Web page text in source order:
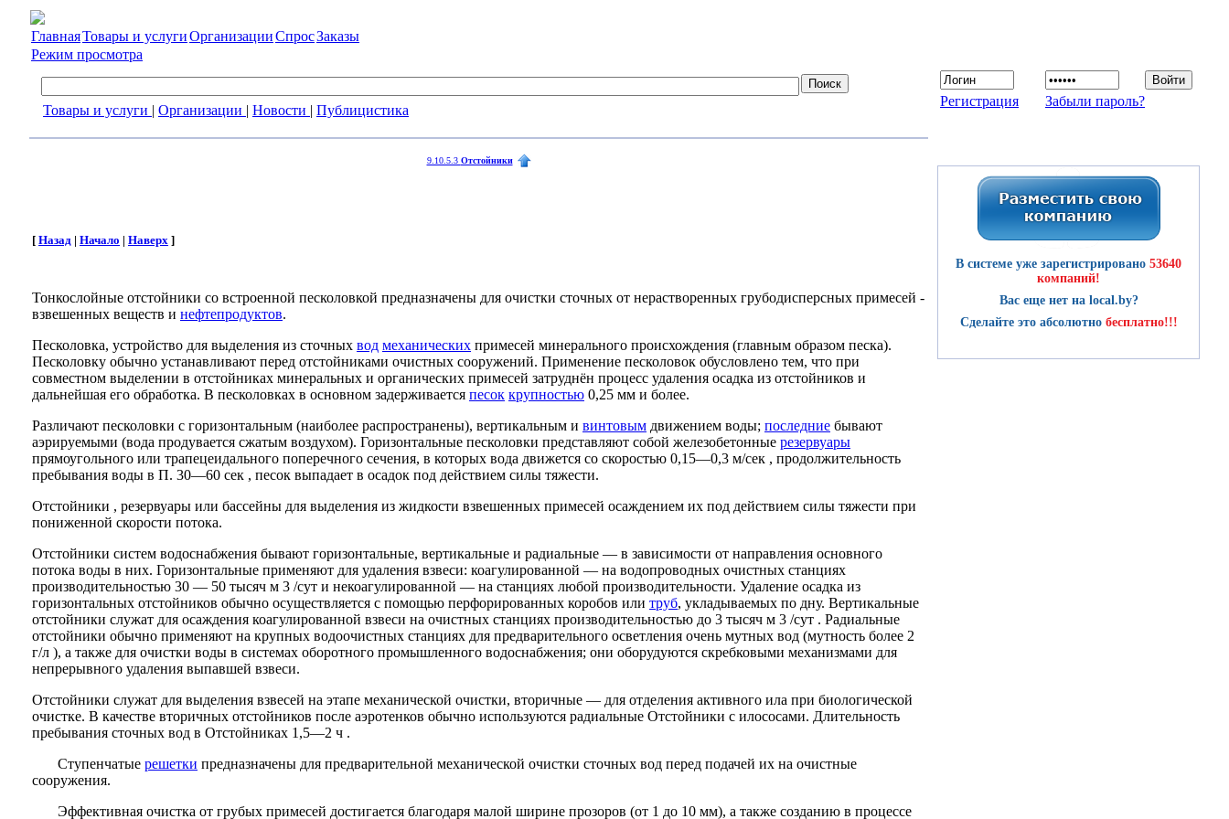
ГлавнаяТовары и услугиОрганизацииСпросЗаказы
Режим просмотра
Товары и услуги | Организации | Новости | Публицистика
9.10.5.3 Отстойники
[ Назад | Начало | Наверх ]
Тонкослойные отстойники со встроенной песколовкой предназначены для очистки сточных от нерастворенных грубодисперсных примесей -
взвешенных веществ и нефтепродуктов.
Песколовка, устройство для выделения из сточных вод механических примесей минерального происхождения (главным образом песка).
Песколовку обычно устанавливают перед отстойниками очистных сооружений. Применение песколовок обусловлено тем, что при
совместном выделении в отстойниках минеральных и органических примесей затруднён процесс удаления осадка из отстойников и
дальнейшая его обработка. В песколовках в основном задерживается песок крупностью 0,25 мм и более.
Различают песколовки с горизонтальным (наиболее распространены), вертикальным и винтовым движением воды; последние бывают
аэрируемыми (вода продувается сжатым воздухом). Горизонтальные песколовки представляют собой железобетонные резервуары
прямоугольного или трапецеидального поперечного сечения, в которых вода движется со скоростью 0,15—0,3 м/сек , продолжительность
пребывания воды в П. 30—60 сек , песок выпадает в осадок под действием силы тяжести.
Отстойники , резервуары или бассейны для выделения из жидкости взвешенных примесей осаждением их под действием силы тяжести при
пониженной скорости потока.
Отстойники систем водоснабжения бывают горизонтальные, вертикальные и радиальные — в зависимости от направления основного
потока воды в них. Горизонтальные применяют для удаления взвеси: коагулированной — на водопроводных очистных станциях
производительностью 30 — 50 тысяч м 3 /сут и некоагулированной — на станциях любой производительности. Удаление осадка из
горизонтальных отстойников обычно осуществляется с помощью перфорированных коробов или труб, укладываемых по дну. Вертикальные
отстойники служат для осаждения коагулированной взвеси на очистных станциях производительностью до 3 тысяч м 3 /сут . Радиальные
отстойники обычно применяют на крупных водоочистных станциях для предварительного осветления очень мутных вод (мутность более 2
г/л ), а также для очистки воды в системах оборотного промышленного водоснабжения; они оборудуются скребковыми механизмами для
непрерывного удаления выпавшей взвеси.
Отстойники служат для выделения взвесей на этапе механической очистки, вторичные — для отделения активного ила при биологической
очистке. В качестве вторичных отстойников после аэротенков обычно используются радиальные Отстойники с илососами. Длительность
пребывания сточных вод в Отстойниках 1,5—2 ч .
Ступенчатые решетки предназначены для предварительной механической очистки сточных вод перед подачей их на очистные
сооружения.
Эффективная очистка от грубых примесей достигается благодаря малой ширине прозоров (от 1 до 10 мм), а также созданию в процессе
Регистрация Забыли пароль?
В системе уже зарегистрировано 53640
компаний!
Вас еще нет на local.by?
Сделайте это абсолютно бесплатно!!!